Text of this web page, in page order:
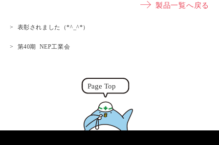
y
s
e
t
製品一覧へ戻る
表彰されました（*^_^*）
第40期 NEP工業会